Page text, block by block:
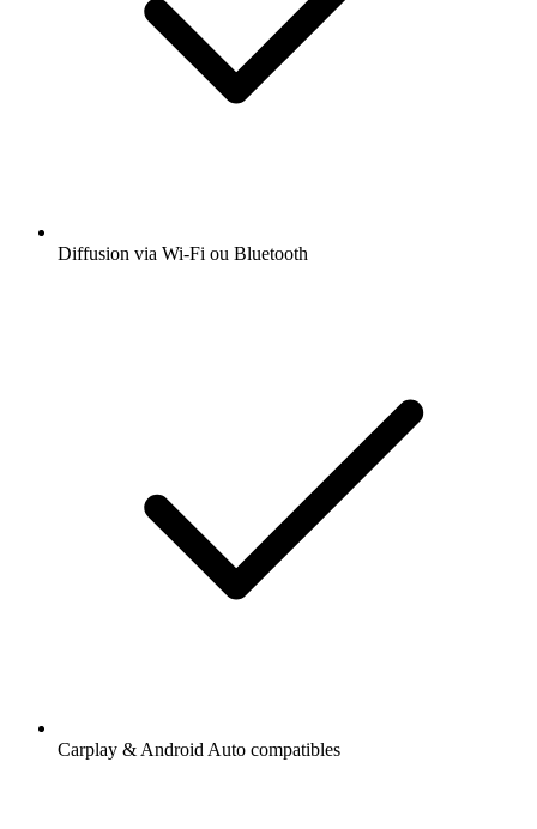
Diffusion via Wi-Fi ou Bluetooth
Carplay & Android Auto compatibles